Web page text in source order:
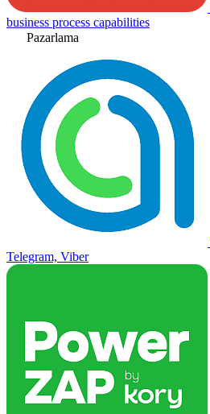
business process capabilities
Pazarlama
Telegram, Viber